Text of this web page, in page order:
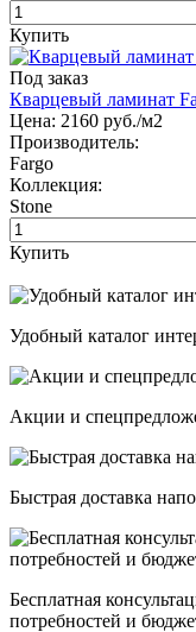
Купить
Под заказ
Кварцевый ламинат
Цена: 2160 руб./м2
Производитель:
Fargo
Коллекция:
Stone
Купить
Удобный каталог
Акции и
Быстрая доставка
Бесплатная
потребностей и